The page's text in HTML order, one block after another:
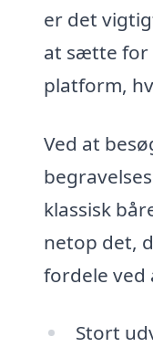
er det
at sætte for
platform,
Ved at
klassisk
netop det,
fordele ved
Stort